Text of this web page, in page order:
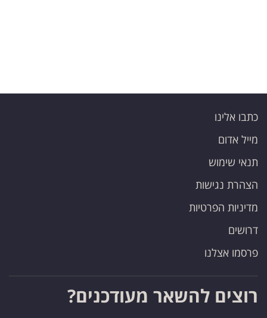
אחרינו:
כתבו אלינו
מייל אדום
תנאי שימוש
הצהרת נגישות
מדיניות הפרטיות
דרושים
פרסמו אצלנו
רוצים להשאר מעודכנים?